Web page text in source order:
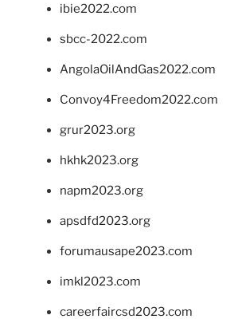
ibie2022.com
sbcc-2022.com
AngolaOilAndGas2022.com
Convoy4Freedom2022.com
grur2023.org
hkhk2023.org
napm2023.org
apsdfd2023.org
forumausape2023.com
imkl2023.com
careerfaircsd2023.com